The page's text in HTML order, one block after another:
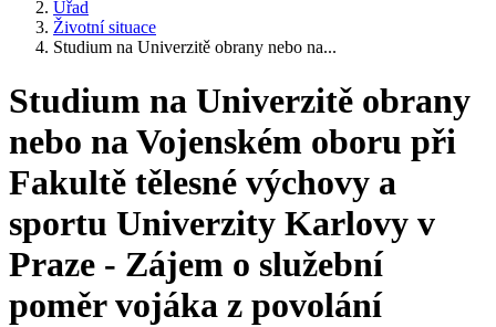
Úřad
Životní situace
Studium na Univerzitě obrany nebo na...
Studium na Univerzitě obrany
nebo na Vojenském oboru při
Fakultě tělesné výchovy a
sportu Univerzity Karlovy v
Praze - Zájem o služební
poměr vojáka z povolání